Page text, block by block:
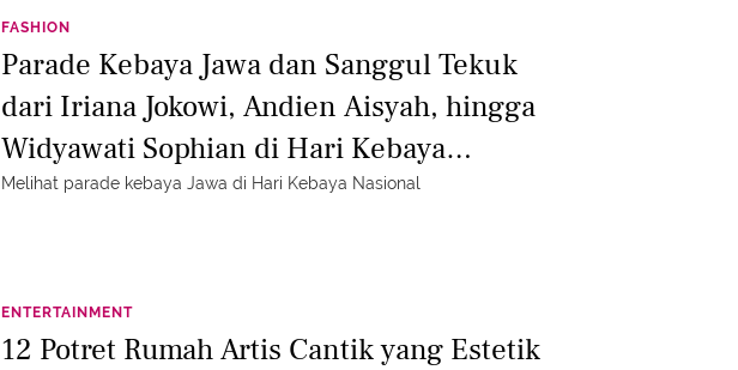
FASHION
Parade Kebaya Jawa dan Sanggul Tekuk
dari Iriana Jokowi, Andien Aisyah, hingga
Widyawati Sophian di Hari Kebaya
Nasional
Melihat parade kebaya Jawa di Hari Kebaya Nasional
ENTERTAINMENT
12 Potret Rumah Artis Cantik yang Estetik